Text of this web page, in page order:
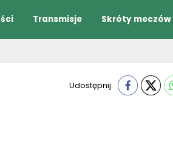
Transmisje Skróty meczów
Udostępnij: